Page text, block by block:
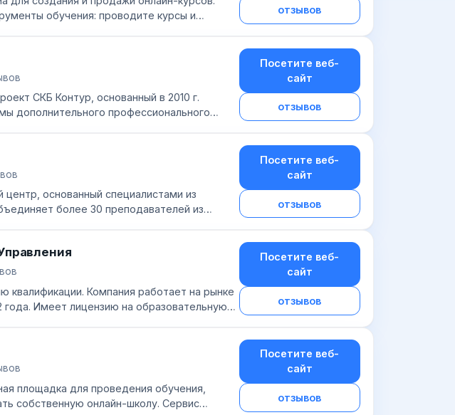
обучения: проводите курсы и
отзывов
СКБ Контур, основанный в 2010 г.
дополнительного профессионального
Посетите веб-
сайт
отзывов
центр, основанный специалистами из
более 30 преподавателей из
Посетите веб-
сайт
отзывов
квалификации. Компания работает на рынке
года. Имеет лицензию на образовательную
Посетите веб-
сайт
отзывов
площадка для проведения обучения,
собственную онлайн-школу. Сервис
Посетите веб-
сайт
отзывов